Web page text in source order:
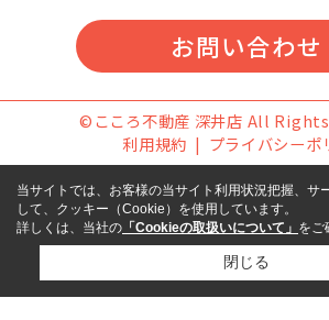
お問い合わせ
©こころ不動産 深井店 All
利用規約
プライバシーポ
当サイトでは、お客様の当サイト利用状況把握、サ
して、クッキー（Cookie）を使用しています。
詳しくは、当社の 「Cookieの取扱いについて」 をご
閉じる